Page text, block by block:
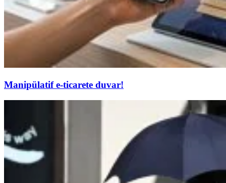
Manipülatif e-ticarete duvar!